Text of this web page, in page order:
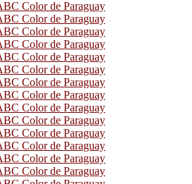
Color de Paraguay
Color de Paraguay
Color de Paraguay
Color de Paraguay
Color de Paraguay
Color de Paraguay
Color de Paraguay
Color de Paraguay
Color de Paraguay
Color de Paraguay
Color de Paraguay
Color de Paraguay
Color de Paraguay
Color de Paraguay